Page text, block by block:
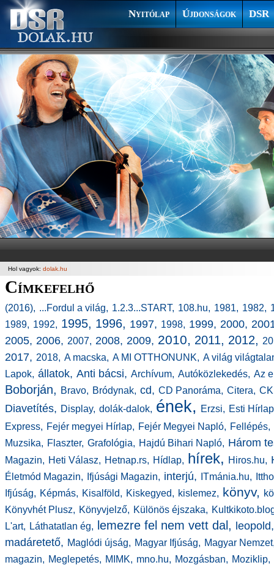
Nyitólap Újdonságok DSR
Hol vagyok: dolak.hu
Címkefelhő
(2016), ...Fordul a világ, 1.2.3...START, 108.hu, 1981, 1982,
1989, 1992, 1995, 1996, 1997, 1998, 1999, 2000,
2005, 2006, 2007, 2008, 2009, 2010, 2011, 2012,
2017, 2018, A macska, A MI OTTHONUNK, A világ
Lapok, állatok, Anti bácsi, Archívum, Autóközlekedés, Az
Boborján, Bravo, Bródynak, cd, CD Panoráma, Citera,
Diavetítés, Display, dolák-dalok, ének, Erzsi, Esti
Express, Fejér megyei Hírlap, Fejér Megyei Napló, Fellépés,
Muzsika, Flaszter, Grafológia, Hajdú Bihari Napló, Három
Magazin, Heti Válasz, Hetnap.rs, Hídlap, hírek, Hiros.hu,
Életmód Magazin, Ifjúsági Magazin, interjú, ITmánia.hu,
Ifjúság, Képmás, Kisalföld, Kiskegyed, kislemez, könyv,
Könyvhét Plusz, Könyvjelző, Különös éjszaka,
L'art, Láthatatlan ég, lemezre fel nem vett dal, leopold,
madáretető, Maglódi újság, Magyar Ifjúság, Magyar
magazin, Meglepetés, MIMK, mno.hu, Mozgásban, Moziklip,